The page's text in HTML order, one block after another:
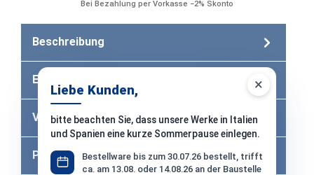
×
Liebe Kunden,
bitte beachten Sie, dass unsere Werke in Italien
und Spanien eine kurze Sommerpause einlegen.
Bestellware bis zum 30.07.26 bestellt, trifft
ca. am 13.08. oder 14.08.26 an der Baustelle
Bei Bezahlung per Vorkasse −2% Skonto
Beschreibung
Eigenschaften
Versandkosten
Produktfragen 6